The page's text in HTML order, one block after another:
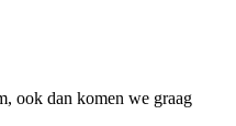
ook dan komen we graag